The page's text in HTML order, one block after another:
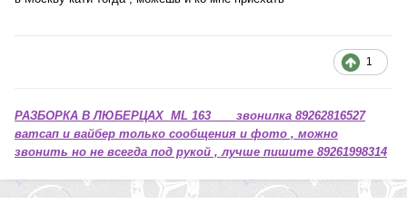
1
РАЗБОРКА В ЛЮБЕРЦАХ ML 163 звонилка 89262816527
ватсап и вайбер только сообщения и фото , можно
звонить но не всегда под рукой , лучше пишите 89261998314